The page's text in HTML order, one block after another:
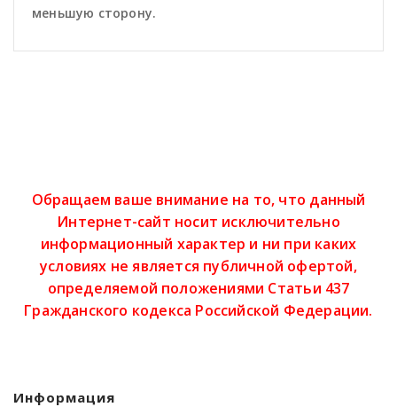
меньшую сторону.
Обращаем ваше внимание на то, что данный
Интернет-сайт носит исключительно
информационный характер и ни при каких
условиях не является публичной офертой,
определяемой положениями Статьи 437
Гражданского кодекса Российской Федерации.
Информация